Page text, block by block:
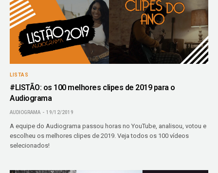
LISTAS
#LISTÃO: os 100 melhores clipes de 2019 para o
Audiograma
AUDIOGRAMA 19/12/2019
A equipe do Audiograma passou horas no YouTube, analisou, votou e
escolheu os melhores clipes de 2019. Veja todos os 100 vídeos
selecionados!